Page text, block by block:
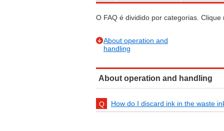
O FAQ é dividido por categorias. Clique
About operation and
handling
About operation and handling
How do I discard ink in the waste